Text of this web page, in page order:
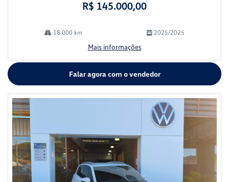
R$ 145.000,00
18.000 km 2025/2025
Mais informações
Falar agora com o vendedor